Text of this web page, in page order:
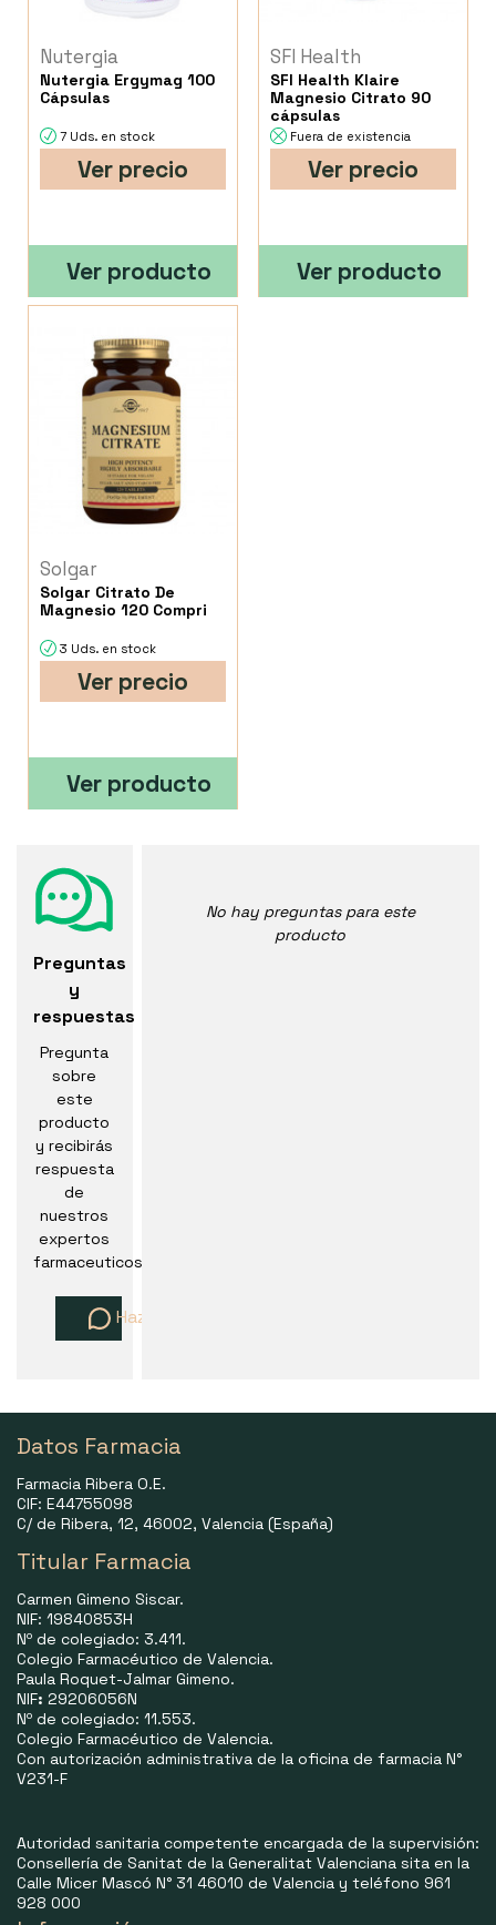
Nutergia
Nutergia Ergymag 100
Cápsulas
7 Uds. en stock
Ver precio
Ver producto
SFI Health
SFI Health Klaire
Magnesio Citrato 90
cápsulas
Fuera de existencia
Ver precio
Ver producto
Solgar
Solgar Citrato De
Magnesio 120 Compri
3 Uds. en stock
Ver precio
Ver producto
Preguntas
y
respuestas
Pregunta
sobre
este
producto
y recibirás
respuesta
de
nuestros
expertos
farmaceuticos
Haz una pregunta
No hay preguntas para este
producto
Datos Farmacia
Farmacia Ribera O.E.
CIF: E44755098
C/ de Ribera, 12, 46002, Valencia (España)
Titular Farmacia
Carmen Gimeno Siscar.
NIF: 19840853H
Nº de colegiado: 3.411.
Colegio Farmacéutico de Valencia.
Paula Roquet-Jalmar Gimeno.
NIF: 29206056N
Nº de colegiado: 11.553.
Colegio Farmacéutico de Valencia.
Con autorización administrativa de la oficina de farmacia N°
V231-F
Autoridad sanitaria competente encargada de la supervisión:
Consellería de Sanitat de la Generalitat Valenciana sita en la
Calle Micer Mascó N° 31 46010 de Valencia y teléfono 961
928 000